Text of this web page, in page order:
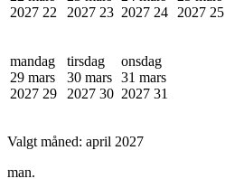
2027 22
2027 23 2027 24
2027 25
mandag
29 mars
2027 29
tirsdag
30 mars
2027 30
onsdag
31 mars
2027 31
Valgt måned: april 2027
man.